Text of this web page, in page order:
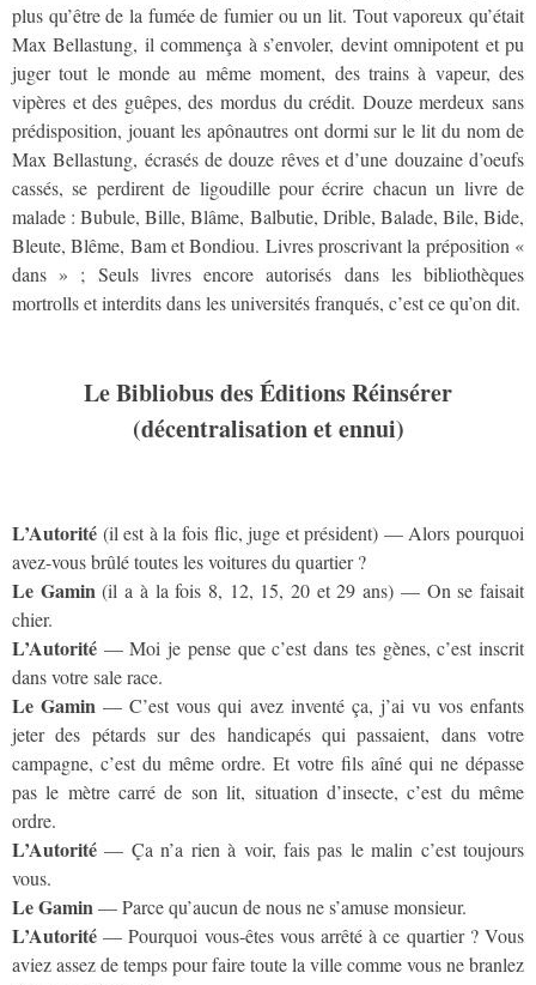
plus qu’être de la fumée de fumier ou un lit. Tout vaporeux qu’était
Max Bellastung, il commença à s’envoler, devint omnipotent et pu
juger tout le monde au même moment, des trains à vapeur, des
vipères et des guêpes, des mordus du crédit. Douze merdeux sans
prédisposition, jouant les apônautres ont dormi sur le lit du nom de
Max Bellastung, écrasés de douze rêves et d’une douzaine d’oeufs
cassés, se perdirent de ligoudille pour écrire chacun un livre de
malade : Bubule, Bille, Blâme, Balbutie, Drible, Balade, Bile, Bide,
Bleute, Blême, Bam et Bondiou. Livres proscrivant la préposition «
dans » ; Seuls livres encore autorisés dans les bibliothèques
mortrolls et interdits dans les universités franqués, c’est ce qu’on dit.
Le Bibliobus des Éditions Réinsérer
(décentralisation et ennui)
L’Autorité (il est à la fois flic, juge et président) — Alors pourquoi
avez-vous brûlé toutes les voitures du quartier ?
Le Gamin (il a à la fois 8, 12, 15, 20 et 29 ans) — On se faisait
chier.
L’Autorité — Moi je pense que c’est dans tes gènes, c’est inscrit
dans votre sale race.
Le Gamin— C’est vous qui avez inventé ça, j’ai vu vos enfants
jeter des pétards sur des handicapés qui passaient, dans votre
campagne, c’est du même ordre. Et votre fils aîné qui ne dépasse
pas le mètre carré de son lit, situation d’insecte, c’est du même
ordre.
L’Autorité — Ça n’a rien à voir, fais pas le malin c’est toujours
vous.
Le Gamin— Parce qu’aucun de nous ne s’amuse monsieur.
L’Autorité — Pourquoi vous-êtes vous arrêté à ce quartier ? Vous
aviez assez de temps pour faire toute la ville comme vous ne branlez